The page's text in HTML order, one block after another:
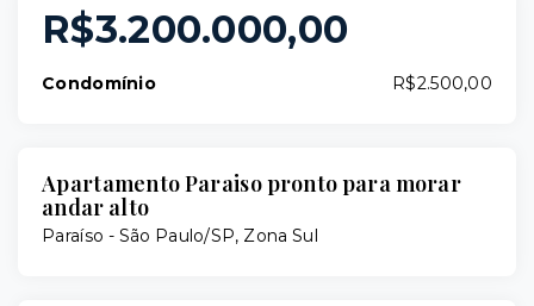
R$3.200.000,00
Condomínio R$2.500,00
Apartamento Paraiso pronto para morar
andar alto
Paraíso - São Paulo/SP, Zona Sul